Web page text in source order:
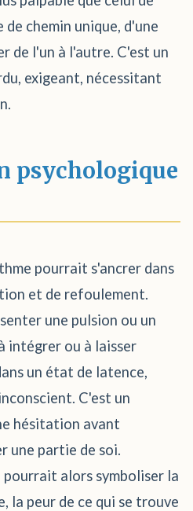
chemin unique, d'une
de l'un à l'autre. C'est un
exigeant, nécessitant
psychologique
pourrait s'ancrer dans
et de refoulement.
une pulsion ou un
intégrer ou à laisser
un état de latence,
C'est un
hésitation avant
une partie de soi.
alors symboliser la
la peur de ce qui se trouve